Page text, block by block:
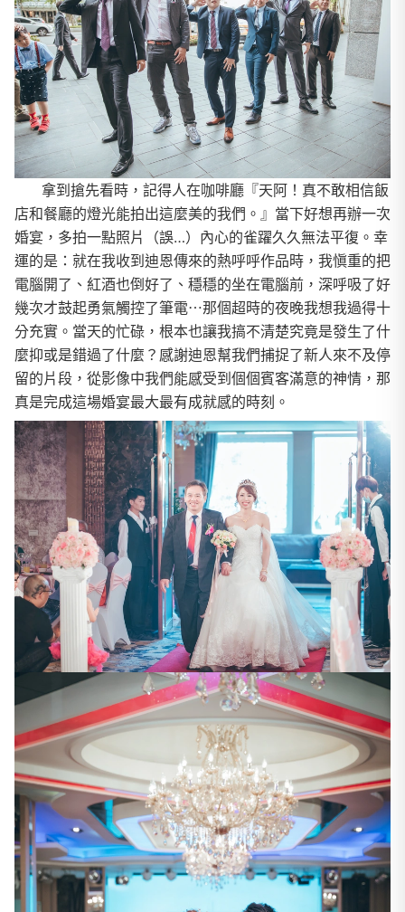
拿到搶先看時，記得人在咖啡廳『天阿！真不敢相信飯
店和餐廳的燈光能拍出這麼美的我們。』當下好想再辦一次
婚宴，多拍一點照片（誤…）內心的雀躍久久無法平復。幸
運的是：就在我收到迪恩傳來的熱呼呼作品時，我愼重的把
電腦開了、紅酒也倒好了、穩穩的坐在電腦前，深呼吸了好
幾次才鼓起勇氣觸控了筆電⋯那個超時的夜晚我想我過得十
分充實。當天的忙碌，根本也讓我搞不清楚究竟是發生了什
麼抑或是錯過了什麼？感謝迪恩幫我們捕捉了新人來不及停
留的片段，從影像中我們能感受到個個賓客滿意的神情，那
真是完成這場婚宴最大最有成就感的時刻。